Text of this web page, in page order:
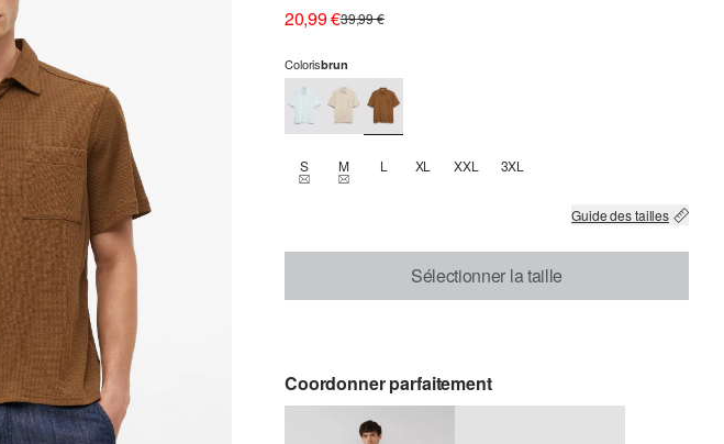
20,99 €39,99 €
Colorisbrun
STHIS SIZE IS CURRENTLY OUT OF STOCK
MTHIS SIZE IS CURRENTLY OUT OF STOCK
L XL XXL 3XL
Guide des tailles
Sélectionner la taille
Coordonner parfaitement